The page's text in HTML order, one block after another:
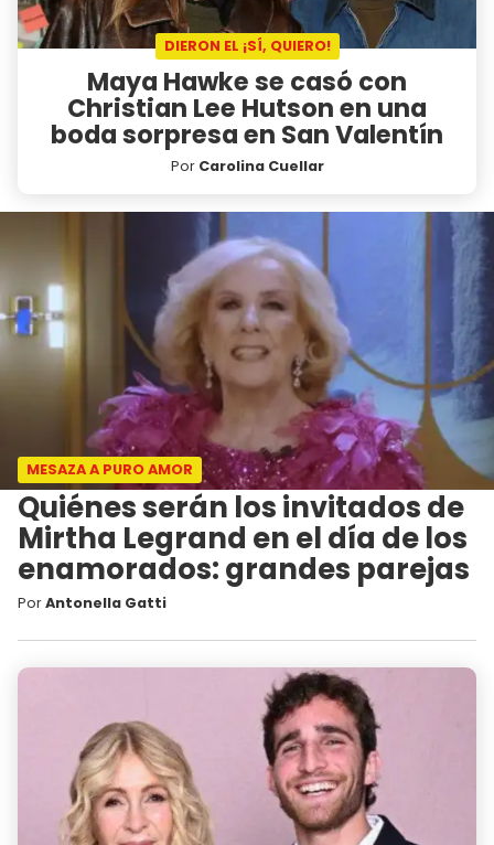
DIERON EL ¡SÍ, QUIERO!
Maya Hawke se casó con
Christian Lee Hutson en una
boda sorpresa en San Valentín
Por Carolina Cuellar
MESAZA A PURO AMOR
Quiénes serán los invitados de
Mirtha Legrand en el día de los
enamorados: grandes parejas
PorAntonella Gatti